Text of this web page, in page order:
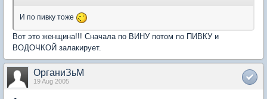
И по пивку тоже
Вот это женщина!!! Сначала по ВИНУ потом по ПИВКУ и
ВОДОЧКОЙ залакирует.
ОрганиЗьМ
19 Aug 2005